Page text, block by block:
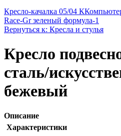
Кресло-качалка 05/04 К
Race-Gr зеленый формула-1
Вернуться к: Кресла и стулья
Кресло
сталь/
бежевый
Описание
Характеристики